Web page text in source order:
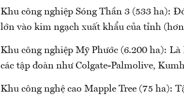
Khu công nghiệp Sóng Thần 3 (533 ha):
lớn vào kim ngạch xuất khẩu của tỉnh
Khu công nghiệp Mỹ Phước (6.200 ha):
các tập đoàn như Colgate-Palmolive,
Khu công nghệ cao Mapple Tree (75 ha):